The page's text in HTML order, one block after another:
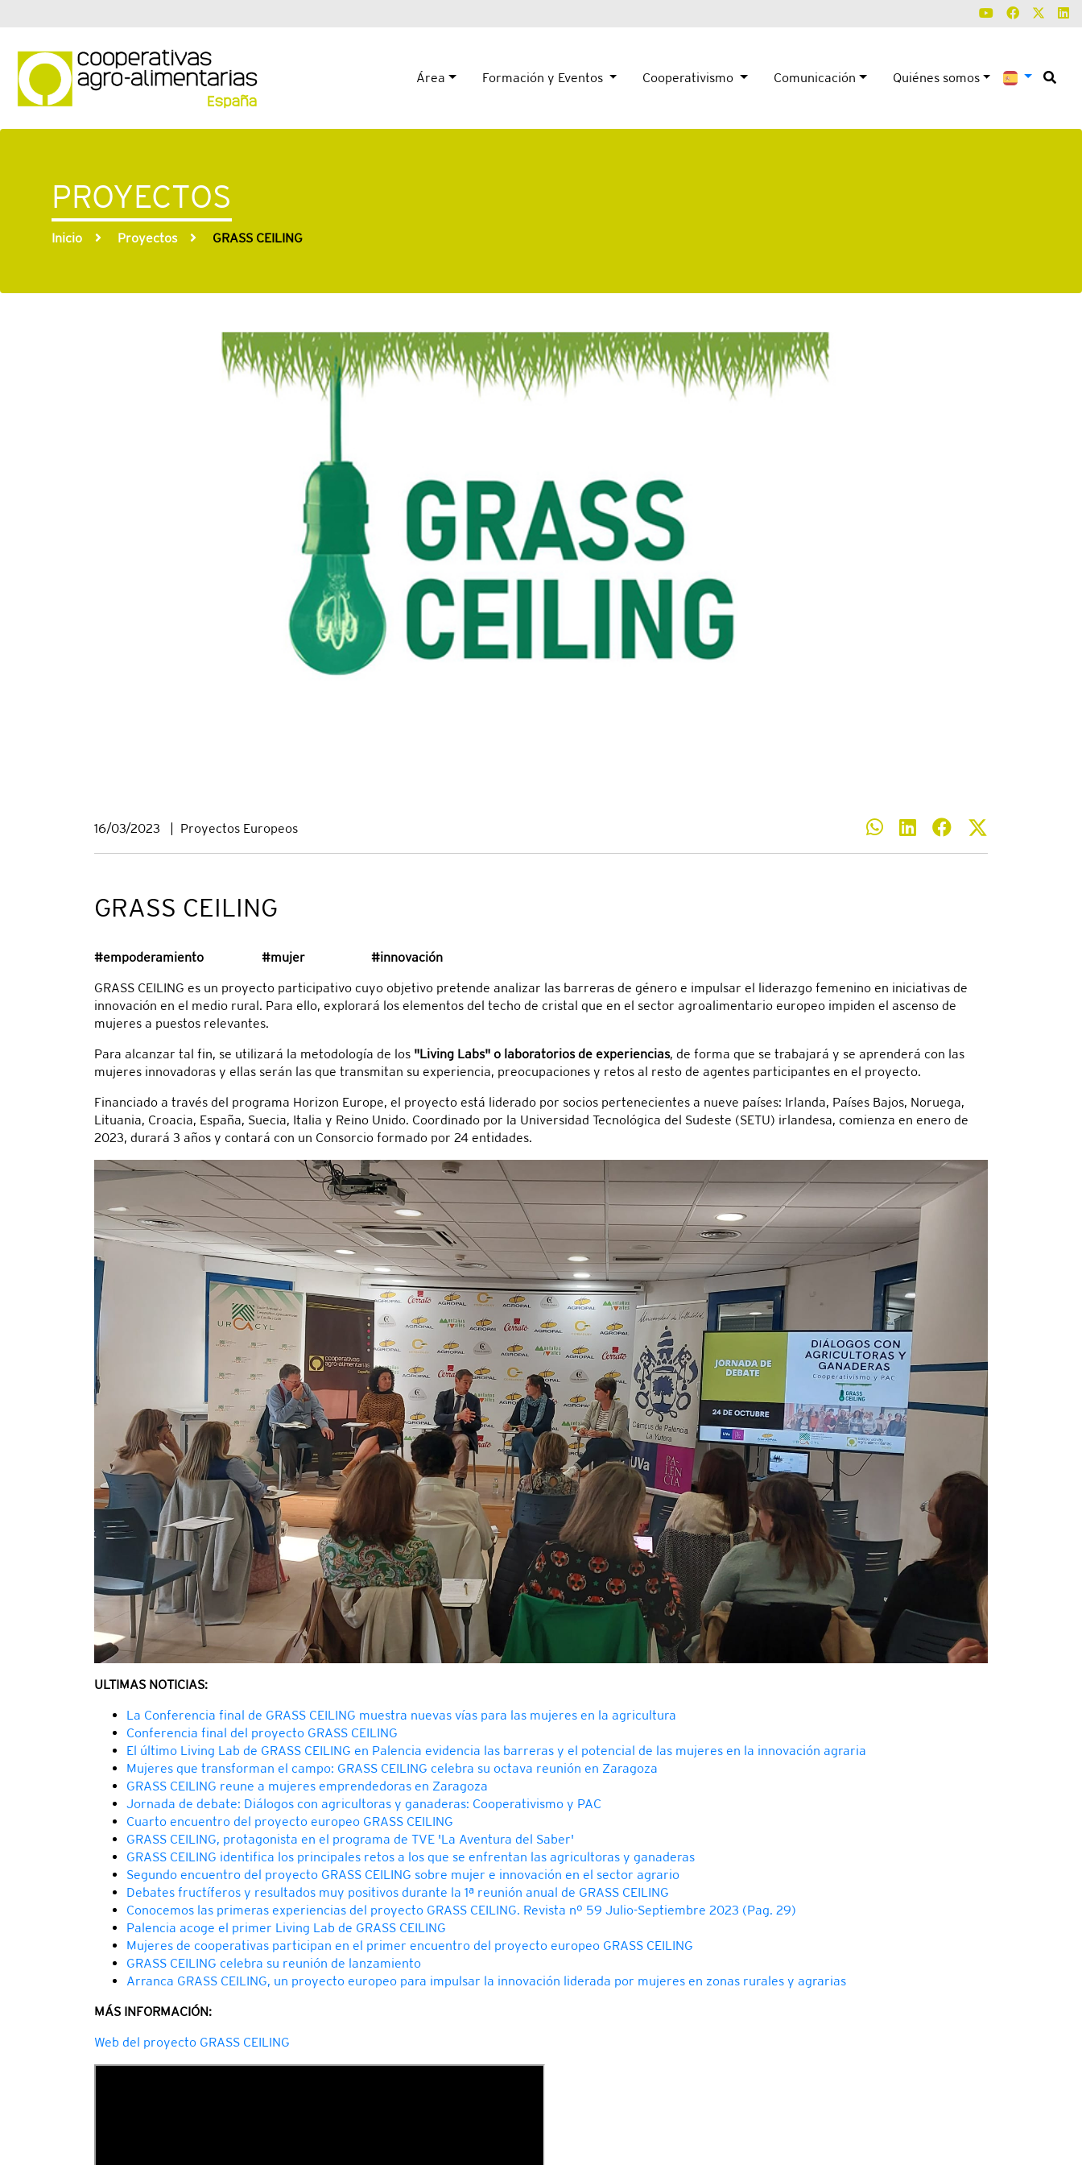
Área Formación y Eventos Cooperativismo Comunicación Quiénes somos
PROYECTOS
Inicio Proyectos GRASS CEILING
16/03/2023 | Proyectos Europeos
GRASS CEILING
#empoderamiento #mujer #innovación
GRASS CEILING es un proyecto participativo cuyo objetivo pretende analizar las barreras de género e impulsar el liderazgo femenino en iniciativas de
innovación en el medio rural. Para ello, explorará los elementos del techo de cristal que en el sector agroalimentario europeo impiden el ascenso de
mujeres a puestos relevantes.
Para alcanzar tal fin, se utilizará la metodología de los "Living Labs" o laboratorios de experiencias, de forma que se trabajará y se aprenderá con las
mujeres innovadoras y ellas serán las que transmitan su experiencia, preocupaciones y retos al resto de agentes participantes en el proyecto.
Financiado a través del programa Horizon Europe, el proyecto está liderado por socios pertenecientes a nueve países: Irlanda, Países Bajos, Noruega,
Lituania, Croacia, España, Suecia, Italia y Reino Unido. Coordinado por la Universidad Tecnológica del Sudeste (SETU) irlandesa, comienza en enero de
2023, durará 3 años y contará con un Consorcio formado por 24 entidades.
ULTIMAS NOTICIAS:
La Conferencia final de GRASS CEILING muestra nuevas vías para las mujeres en la agricultura
Conferencia final del proyecto GRASS CEILING
El último Living Lab de GRASS CEILING en Palencia evidencia las barreras y el potencial de las mujeres en la innovación agraria
Mujeres que transforman el campo: GRASS CEILING celebra su octava reunión en Zaragoza
GRASS CEILING reune a mujeres emprendedoras en Zaragoza
Jornada de debate: Diálogos con agricultoras y ganaderas: Cooperativismo y PAC
Cuarto encuentro del proyecto europeo GRASS CEILING
GRASS CEILING, protagonista en el programa de TVE 'La Aventura del Saber'
GRASS CEILING identifica los principales retos a los que se enfrentan las agricultoras y ganaderas
Segundo encuentro del proyecto GRASS CEILING sobre mujer e innovación en el sector agrario
Debates fructíferos y resultados muy positivos durante la 1ª reunión anual de GRASS CEILING
Conocemos las primeras experiencias del proyecto GRASS CEILING. Revista nº 59 Julio-Septiembre 2023 (Pag. 29)
Palencia acoge el primer Living Lab de GRASS CEILING
Mujeres de cooperativas participan en el primer encuentro del proyecto europeo GRASS CEILING
GRASS CEILING celebra su reunión de lanzamiento
Arranca GRASS CEILING, un proyecto europeo para impulsar la innovación liderada por mujeres en zonas rurales y agrarias
MÁS INFORMACIÓN:
Web del proyecto GRASS CEILING